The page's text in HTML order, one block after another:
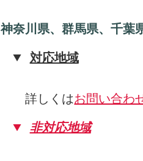
神奈川県、群馬県、千葉
対応地域
詳しくはお問い合わ
非対応地域